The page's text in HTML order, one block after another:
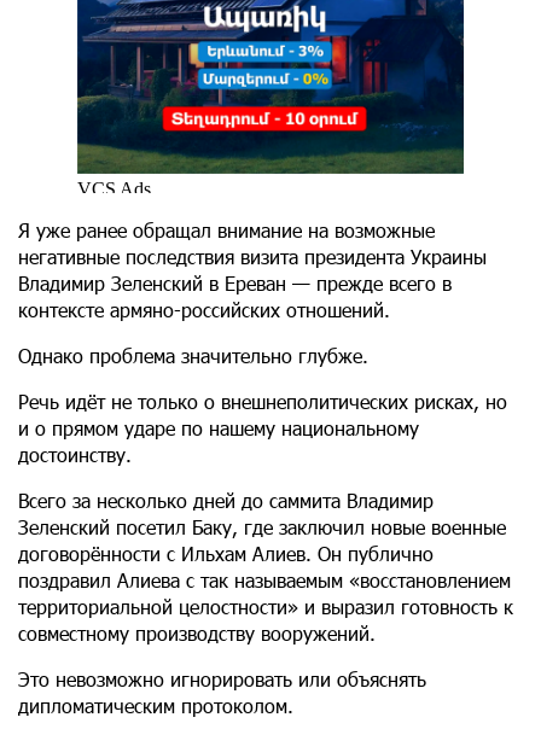
Я уже ранее обращал внимание на возможные
негативные последствия визита президента Украины
Владимир Зеленский в Ереван — прежде всего в
контексте армяно-российских отношений.
Однако проблема значительно глубже.
Речь идёт не только о внешнеполитических рисках, но
и о прямом ударе по нашему национальному
достоинству.
Всего за несколько дней до саммита Владимир
Зеленский посетил Баку, где заключил новые военные
договорённости с Ильхам Алиев. Он публично
поздравил Алиева с так называемым «восстановлением
территориальной целостности» и выразил готовность к
совместному производству вооружений.
Это невозможно игнорировать или объяснять
дипломатическим протоколом.